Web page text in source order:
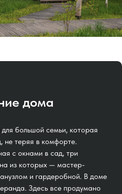
дома
большой семьи, которая
не теряя в комфорте.
с окнами в сад, три
из которых — мастер-
и гардеробной. В доме
Здесь все продумано